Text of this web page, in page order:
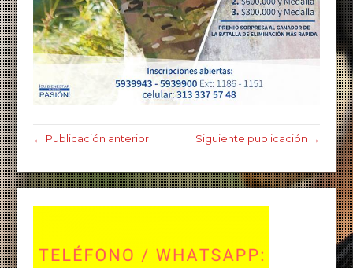
← Publicación anterior Siguiente publicación →